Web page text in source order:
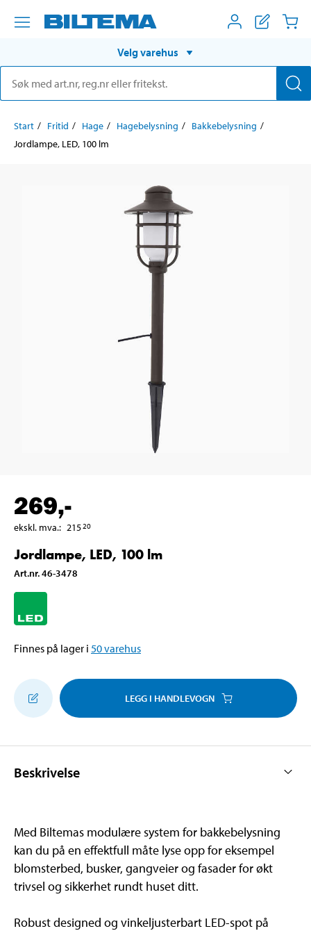
Velg varehus
Start Fritid Hage Hagebelysning
Bakkebelysning
Jordlampe, LED, 100 lm
269,-
ekskl. mva.: 21520
Jordlampe, LED, 100 lm
Art.nr.46-3478
Finnes på lager i 50varehus
LEGG I HANDLEVOGN
Beskrivelse
Med Biltemas modulære system for bakkebelysning
kan du på en effektfull måte lyse opp for eksempel
blomsterbed, busker, gangveier og fasader for økt
trivsel og sikkerhet rundt huset ditt.
Robust designed og vinkeljusterbart LED-spot på